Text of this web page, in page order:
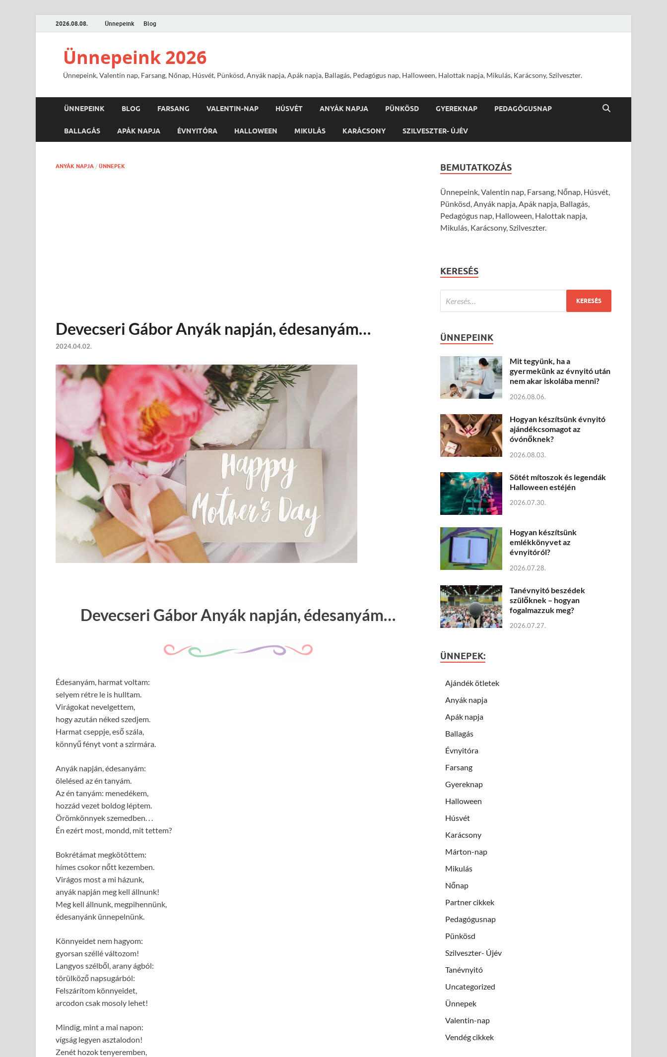
2026.08.08. Ünnepeink Blog
Ünnepeink 2026
Ünnepeink, Valentin nap, Farsang, Nőnap, Húsvét, Pünkösd, Anyák napja, Apák napja, Ballagás, Pedagógus nap, Halloween, Halottak napja, Mikulás, Karácsony, Szilveszter.
ÜNNEPEINK BLOG FARSANG VALENTIN-NAP HÚSVÉT ANYÁK NAPJA PÜNKÖSD GYEREKNAP PEDAGÓGUSNAP
BALLAGÁS APÁK NAPJA ÉVNYITÓRA HALLOWEEN MIKULÁS KARÁCSONY SZILVESZTER- ÚJÉV
ANYÁK NAPJA / ÜNNEPEK
Devecseri Gábor Anyák napján, édesanyám…
2024.04.02.
Devecseri Gábor Anyák napján, édesanyám…
Édesanyám, harmat voltam:
selyem rétre le is hulltam.
Virágokat nevelgettem,
hogy azután néked szedjem.
Harmat cseppje, eső szála,
könnyű fényt vont a szirmára.
Anyák napján, édesanyám:
ölelésed az én tanyám.
Az én tanyám: menedékem,
hozzád vezet boldog léptem.
Örömkönnyek szemedben. . .
Én ezért most, mondd, mit tettem?
Bokrétámat megkötöttem:
hímes csokor nőtt kezemben.
Virágos most a mi házunk,
anyák napján meg kell állnunk!
Meg kell állnunk, megpihennünk,
édesanyánk ünnepelnünk.
Könnyeidet nem hagyom:
gyorsan széllé változom!
Langyos szélből, arany ágból:
törülköző napsugárból:
Felszárítom könnyeidet,
arcodon csak mosoly lehet!
Mindig, mint a mai napon:
vígság legyen asztalodon!
Zenét hozok tenyeremben,
BEMUTATKOZÁS
Ünnepeink, Valentin nap, Farsang, Nőnap, Húsvét,
Pünkösd, Anyák napja, Apák napja, Ballagás,
Pedagógus nap, Halloween, Halottak napja,
Mikulás, Karácsony, Szilveszter.
KERESÉS
ÜNNEPEINK
Mit tegyünk, ha a
gyermekünk az évnyitó után
nem akar iskolába menni?
2026.08.06.
Hogyan készítsünk évnyitó
ajándékcsomagot az
óvónőknek?
2026.08.03.
Sötét mítoszok és legendák
Halloween estéjén
2026.07.30.
Hogyan készítsünk
emlékkönyvet az
évnyitóról?
2026.07.28.
Tanévnyitó beszédek
szülőknek – hogyan
fogalmazzuk meg?
2026.07.27.
ÜNNEPEK:
Ajándék ötletek
Anyák napja
Apák napja
Ballagás
Évnyitóra
Farsang
Gyereknap
Halloween
Húsvét
Karácsony
Márton-nap
Mikulás
Nőnap
Partner cikkek
Pedagógusnap
Pünkösd
Szilveszter- Újév
Tanévnyitó
Uncategorized
Ünnepek
Valentin-nap
Vendég cikkek